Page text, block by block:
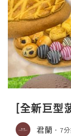
[全新巨型
君蘭 7